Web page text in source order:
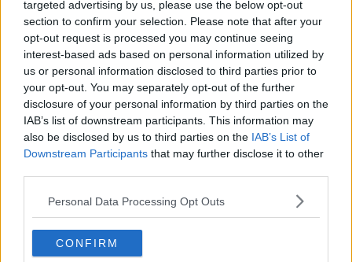
targeted advertising by us, please use the below opt-out
section to confirm your selection. Please note that after your
opt-out request is processed you may continue seeing
interest-based ads based on personal information utilized by
us or personal information disclosed to third parties prior to
your opt-out. You may separately opt-out of the further
disclosure of your personal information by third parties on the
IAB’s list of downstream participants. This information may
also be disclosed by us to third parties on the IAB’s List of
Downstream Participants that may further disclose it to other
Personal Data Processing Opt Outs
CONFIRM
grossi sbuffi di vapore!
La postazione Unicef si estende lungo il banco della reception ed
ha, in aggiunta, un tavolo frontale; sugli scaffali fanno bella mostra
di sé oltre 30 Pigotte, le più sono abbigliate e acconciate in tema
con l’evento. Una simpatizzante del Comitato, nome d'arteDebora
Tailoring, è l'artefice di molte di quelle più belle e alcune delle
altre, altrettanto fantasiose, sono state realizzate dall'amica
Stefania . Fanno bella mostra di sè inoltre le " Pigotte Storiche
pisane realizzate dalle generose signore dellaSartoria della
Solidarietàdi Fornacette. Oltre alle Pigotte sul banco espositivo si
Comitato di Pisa, per essere cedute in cambio di offerte: il libro
storico "Qualcuno dice NO" di Roberto Cappuccio e la cartina
illustrata e il poster di Pisa donati da
Pisa Story " completa lo shop.